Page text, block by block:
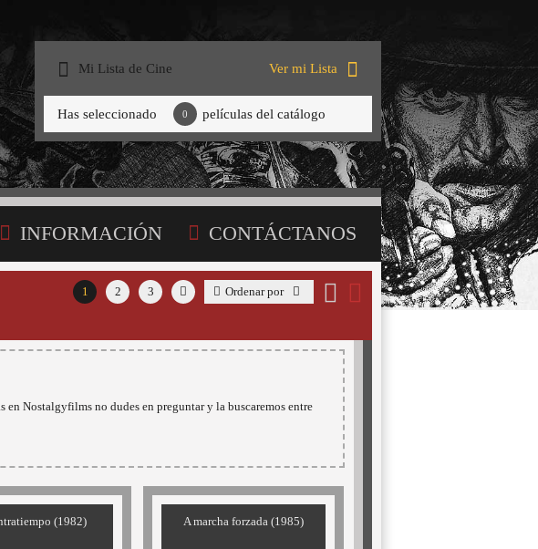
Mi Lista de Cine Ver mi Lista
Has seleccionado 0 películas del catálogo
INFORMACIÓN CONTÁCTANOS
1 2 3 Ordenar por
Nostalgyfilms no dudes en preguntar y la buscaremos entre
(1982) A marcha forzada (1985)